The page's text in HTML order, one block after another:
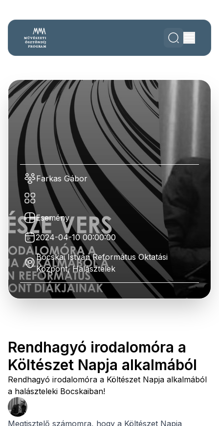
Farkas Gábor
Esemény
2024-04-10 00:00:00
Bocskai István Református Oktatási
Központ, Halásztelek
Rendhagyó irodalomóra a
Költészet Napja alkalmából
Rendhagyó irodalomóra a Költészet Napja alkalmából
a halászteleki Bocskaiban!
Megtisztelő számomra, hogy a Költészet Napja